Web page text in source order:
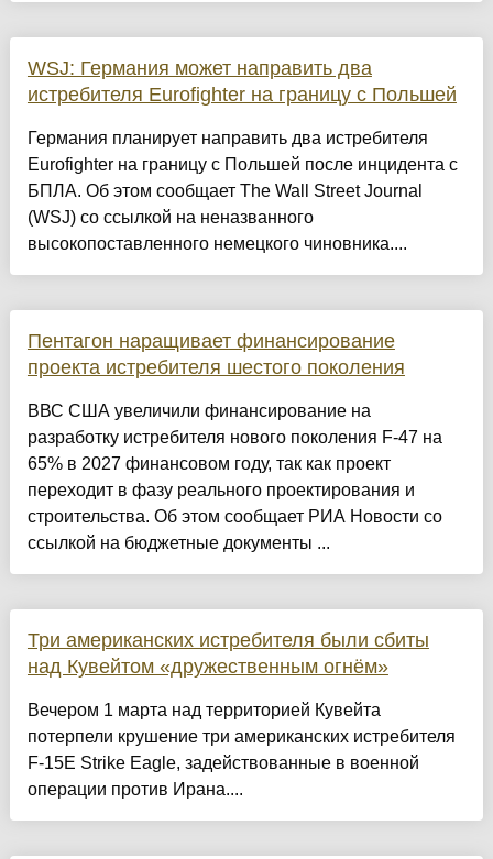
WSJ: Германия может направить два
истребителя Eurofighter на границу с Польшей
Германия планирует направить два истребителя
Eurofighter на границу с Польшей после инцидента с
БПЛА. Об этом сообщает The Wall Street Journal
(WSJ) со ссылкой на неназванного
высокопоставленного немецкого чиновника....
Пентагон наращивает финансирование
проекта истребителя шестого поколения
ВВС США увеличили финансирование на
разработку истребителя нового поколения F-47 на
65% в 2027 финансовом году, так как проект
переходит в фазу реального проектирования и
строительства. Об этом сообщает РИА Новости со
ссылкой на бюджетные документы ...
Три американских истребителя были сбиты
над Кувейтом «дружественным огнём»
Вечером 1 марта над территорией Кувейта
потерпели крушение три американских истребителя
F-15E Strike Eagle, задействованные в военной
операции против Ирана....